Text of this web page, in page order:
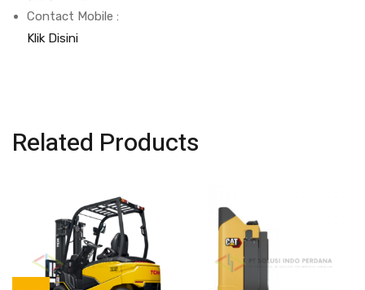
Contact Mobile :
Klik Disini
Related Products